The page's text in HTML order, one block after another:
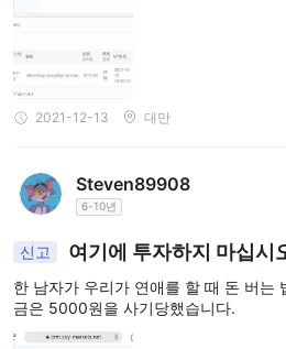
스프레드 및 수수료
Sky-Markets에 필요한 스프레드와 수
니다. 스프레드는 0.5 픽셀에서 1.2 픽셀
Sky-Markets는 다양한 거래 스타일과
춤형으로 제작된 두 가지 다른 거래 플
메타트레이더 4 (MT4):널리 알려진
니다. MT4는 사용자 친화적인 디자인,
용자 정의 옵션으로 유명합니다. 외환
는 이유는 포괄적인 기술 분석 기능과
2021-12-13 대만
Steven89908
6-10년
신고 여기에 투자하지 마십시
한 남자가 우리가 연애를 할 때 돈 버는
금은 5000원을 사기당했습니다.